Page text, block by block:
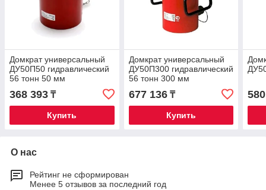
Домкрат универсальный
ДУ50П50 гидравлический
56 тонн 50 мм
368 393 ₸
Купить
Домкрат универсальный
ДУ50П300 гидравлический
56 тонн 300 мм
677 136₸
Купить
О нас
Рейтинг не сформирован
Менее 5 отзывов за последний год